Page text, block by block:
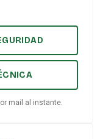
mail al instante.